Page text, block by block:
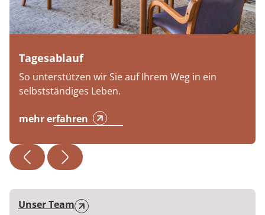
Tagesablauf
So unterstützen wir Sie auf Ihrem Weg in ein
selbstständiges Leben.
mehr erfahren
Unser Team